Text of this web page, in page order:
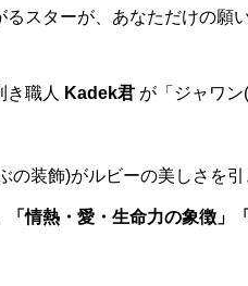
スターが、あなただけの願
き職人 Kadek君 が「ジャワン
の装飾)がルビーの美しさを
情熱・愛・生命力の象徴